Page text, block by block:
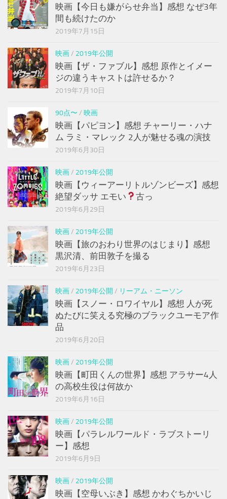
映画【今日も嫌がらせ弁当】感想 なぜ3年
間も続けたのか
2019年7月15日
映画/ 2019年公開
映画【ザ・ファブル】感想 原作とイメー
ジの違うキャストは許せるか？
2019年7月10日
90点〜 / 映画
映画【パピヨン】感想 チャーリー・ハナ
ム ラミ・マレック 2人が魅せる魂の演技
2019年6月30日
映画/ 2019年公開
映画【ウィーアーリトルゾンビーズ】感想
絶望ダッサ エモい
古っ
2019年6月29日
映画/ 2019年公開
映画【旅のおわり世界のはじまり】感想
黒沢清、前田敦子を撮る
2019年6月23日
映画/ 2019年公開 / リーアム・ニーソン
映画【スノー・ロワイヤル】感想 人が死
ぬたびに笑える究極のブラックユーモア作
品
2019年6月20日
映画/ 2019年公開
映画【町田くんの世界】感想 アラサー4人
の高校生役は何故か
2019年6月16日
映画/ 2019年公開
映画【パラレルワールド・ラブストーリ
ー】感想
2019年6月9日
映画/ 2019年公開
映画【空母いぶき】感想 かわぐちかいじ